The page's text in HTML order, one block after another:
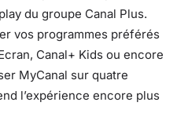
du groupe Canal Plus.
vos programmes préférés
Canal+ Kids ou encore
MyCanal sur quatre
l’expérience encore plus